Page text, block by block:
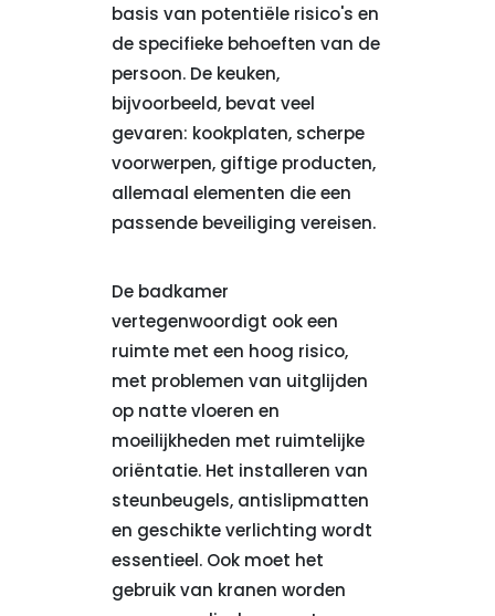
basis van potentiële risico's en
de specifieke behoeften van de
persoon. De keuken,
bijvoorbeeld, bevat veel
gevaren: kookplaten, scherpe
voorwerpen, giftige producten,
allemaal elementen die een
passende beveiliging vereisen.
De badkamer
vertegenwoordigt ook een
ruimte met een hoog risico,
met problemen van uitglijden
op natte vloeren en
moeilijkheden met ruimtelijke
oriëntatie. Het installeren van
steunbeugels, antislipmatten
en geschikte verlichting wordt
essentieel. Ook moet het
gebruik van kranen worden